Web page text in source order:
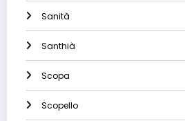
Sanità
Santhià
Scopa
Scopello